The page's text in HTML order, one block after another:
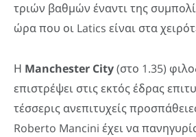
τριών βαθμών έναντι της
ώρα που οι Latics είναι στα
Η Manchester City(στο 1.35)
επιστρέψει στις εκτός έδρας
τέσσερις ανεπιτυχείς
Roberto Mancini έχει να